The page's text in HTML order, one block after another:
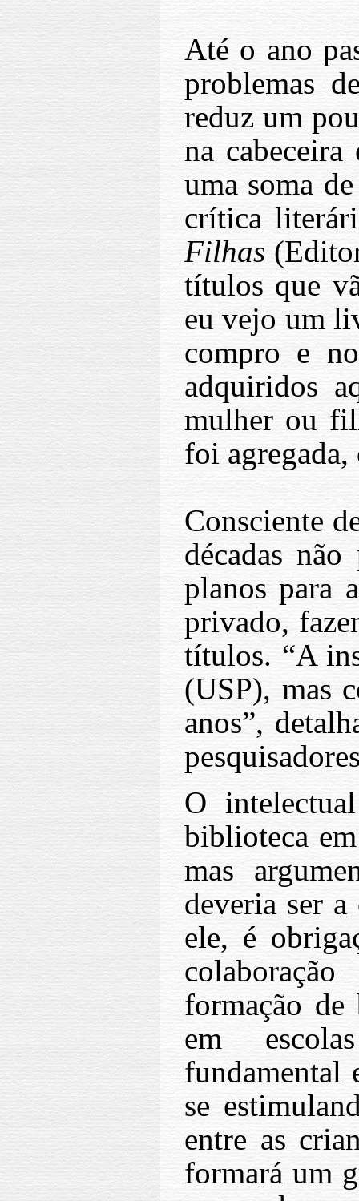
Até o ano
problemas
reduz um
na
uma soma
crítica
Filhas
títulos que
eu vejo um
compro e
adquiridos
mulher ou
foi
Consciente
décadas
planos para
privado,
títulos. “A
(USP), mas
anos”,
O
biblioteca
mas
deveria ser a
ele, é
formação de
em
fundamental
se
entre as
formará um